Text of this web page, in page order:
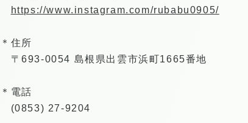
https://www.instagram.com/rubabu0905/
＊住所
〒693-0054 島根県出雲市浜町1665番地
＊電話
(0853) 27-9204